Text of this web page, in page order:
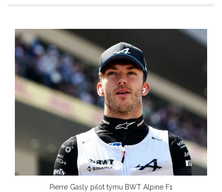
Pierre Gasly pilot týmu BWT Alpine F1